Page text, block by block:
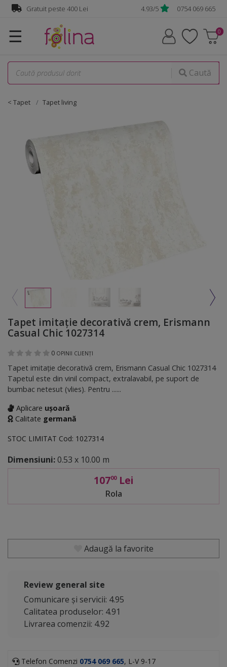
Gratuit peste 400 Lei 4.93/5 0754 069 665
☰
Caută
< Tapet Tapet living
Tapet imitaţie decorativă crem, Erismann
Casual Chic 1027314
0 OPINII CLIENȚI
Tapet imitaţie decorativă crem, Erismann Casual Chic 1027314
Tapetul este din vinil compact, extralavabil, pe suport de
bumbac netesut (vlies). Pentru ......
Aplicare ușoară
Calitate germană
STOC LIMITAT Cod: 1027314
Dimensiuni:0.53 x 10.00 m
10700Lei
Rola
Adaugă la favorite
Review general site
Comunicare și servicii: 4.95
Calitatea produselor: 4.91
Livrarea comenzii: 4.92
Telefon Comenzi 0754 069 665, L-V 9-17